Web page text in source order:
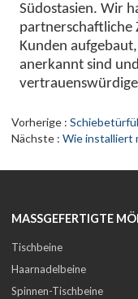
Südostasien. Wir
partnerschaftliche
Kunden
anerkannt sind
Vorherige
Nächste
Wie installiert
MASSGEFERTIGTE
Tischbeine
Haarnadelbeine
Spinnen-Tischbeine